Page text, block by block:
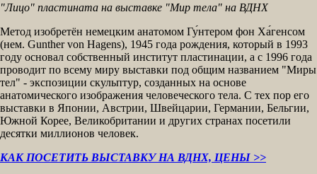
"Лицо" пластината на выставке "Мир тела" на ВДНХ
Метод изобретён немецким анатомом Гу́нтером фон Ха́генсом
(нем. Gunther von Hagens), 1945 года рождения, который в 1993
году основал собственный институт пластинации, а с 1996 года
проводит по всему миру выставки под общим названием "Миры
тел" - экспозиции скульптур, созданных на основе
анатомического изображения человеческого тела. С тех пор его
выставки в Японии, Австрии, Швейцарии, Германии, Бельгии,
Южной Корее, Великобритании и других странах посетили
десятки миллионов человек.
КАК ПОСЕТИТЬ ВЫСТАВКУ НА ВДНХ, ЦЕНЫ >>